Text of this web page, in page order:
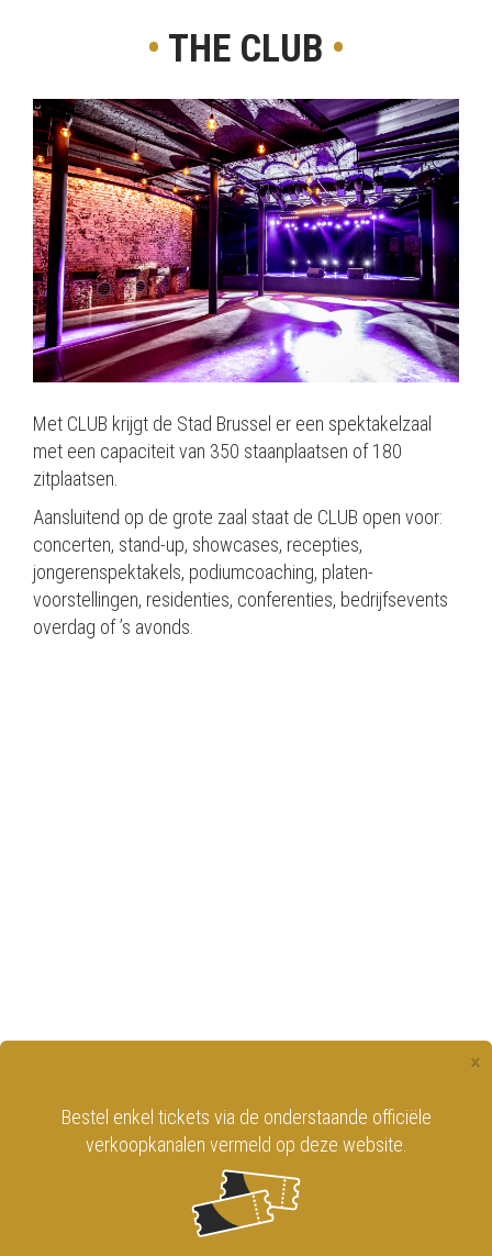
• THE CLUB •
Met CLUB krijgt de Stad Brussel er een spektakelzaal
met een capaciteit van 350 staanplaatsen of 180
zitplaatsen.
Aansluitend op de grote zaal staat de CLUB open voor:
concerten, stand-up, showcases, recepties,
jongerenspektakels, podiumcoaching, platen-
voorstellingen, residenties, conferenties, bedrijfsevents
overdag of ’s avonds.
×
Bestel enkel tickets via de onderstaande officiële
verkoopkanalen vermeld op deze website.